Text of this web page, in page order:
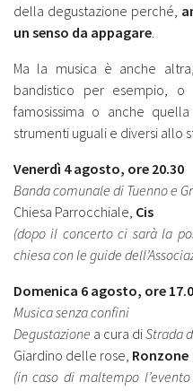
della degustazione perché,
un senso da appagare
Ma la musica è anche
bandistico per esempio, o
famosissima o anche
strumenti uguali e diversi allo
Venerdì 4 agosto, ore 20.30
Banda comunale di Tuenno e
Chiesa Parrocchiale, Cis
(dopo il concerto ci sarà la
chiesa con le guide
Domenica 6 agosto, ore
Musica senza confini
Degustazione a cura diStrada
Giardino delle rose, Ronzone
(in caso di maltempo